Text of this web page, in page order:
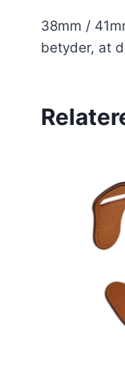
38mm /
betyder, at